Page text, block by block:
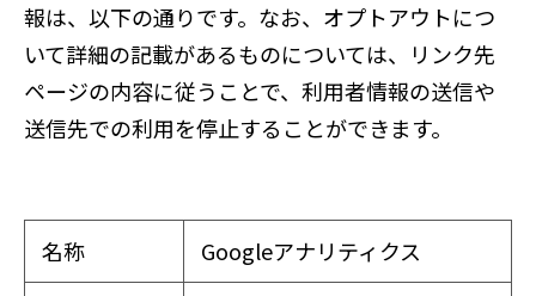
報は、以下の通りです。なお、オプトアウトにつ
いて詳細の記載があるものについては、リンク先
ページの内容に従うことで、利用者情報の送信や
送信先での利用を停止することができます。
名称
Googleアナリティクス